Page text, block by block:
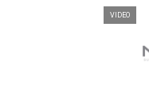
VIDEO